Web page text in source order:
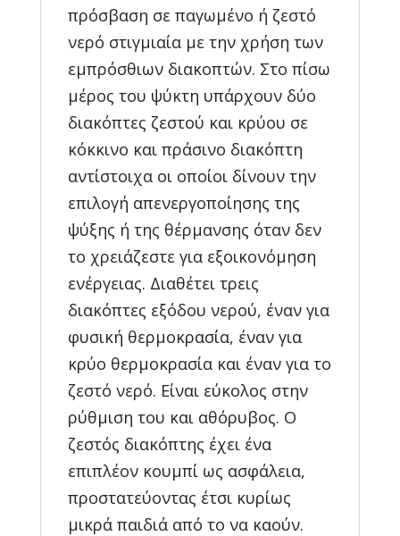
πρόσβαση σε παγωμένο ή ζεστό
νερό στιγμιαία με την χρήση των
εμπρόσθιων διακοπτών. Στο πίσω
μέρος του ψύκτη υπάρχουν δύο
διακόπτες ζεστού και κρύου σε
κόκκινο και πράσινο διακόπτη
αντίστοιχα οι οποίοι δίνουν την
επιλογή απενεργοποίησης της
ψύξης ή της θέρμανσης όταν δεν
το χρειάζεστε για εξοικονόμηση
ενέργειας. Διαθέτει τρεις
διακόπτες εξόδου νερού, έναν για
φυσική θερμοκρασία, έναν για
κρύο θερμοκρασία και έναν για το
ζεστό νερό. Είναι εύκολος στην
ρύθμιση του και αθόρυβος. Ο
ζεστός διακόπτης έχει ένα
επιπλέον κουμπί ως ασφάλεια,
προστατεύοντας έτσι κυρίως
μικρά παιδιά από το να καούν.